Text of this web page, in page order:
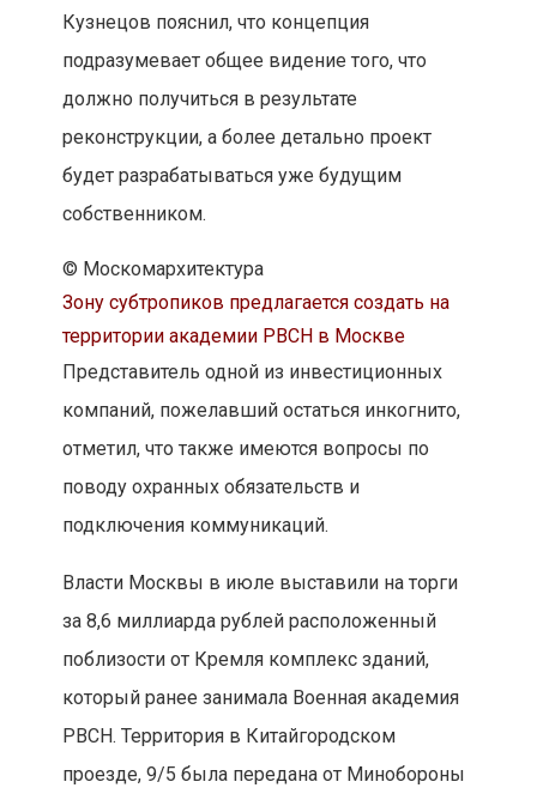
Кузнецов пояснил, что концепция
подразумевает общее видение того, что
должно получиться в результате
реконструкции, а более детально проект
будет разрабатываться уже будущим
собственником.
© Москомархитектура
Зону субтропиков предлагается создать на
территории академии РВСН в Москве
Представитель одной из инвестиционных
компаний, пожелавший остаться инкогнито,
отметил, что также имеются вопросы по
поводу охранных обязательств и
подключения коммуникаций.
Власти Москвы в июле выставили на торги
за 8,6 миллиарда рублей расположенный
поблизости от Кремля комплекс зданий,
который ранее занимала Военная академия
РВСН. Территория в Китайгородском
проезде, 9/5 была передана от Минобороны